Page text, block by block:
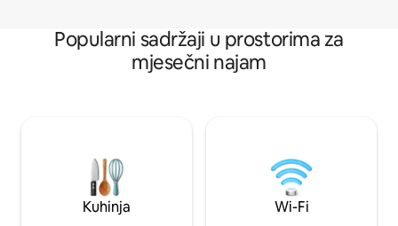
Popularni sadržaji u prostorima za
mjesečni najam
Kuhinja Wi-Fi